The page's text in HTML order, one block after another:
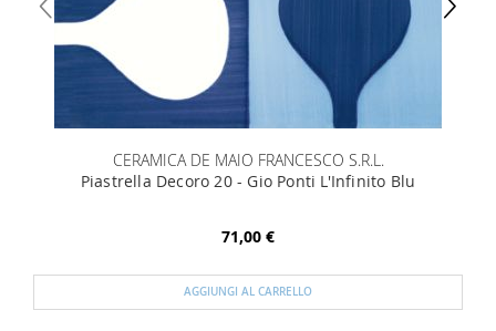
CERAMICA DE MAIO FRANCESCO S.R.L.
Piastrella Decoro 20 - Gio Ponti L'Infinito Blu
71,00 €
AGGIUNGI AL CARRELLO